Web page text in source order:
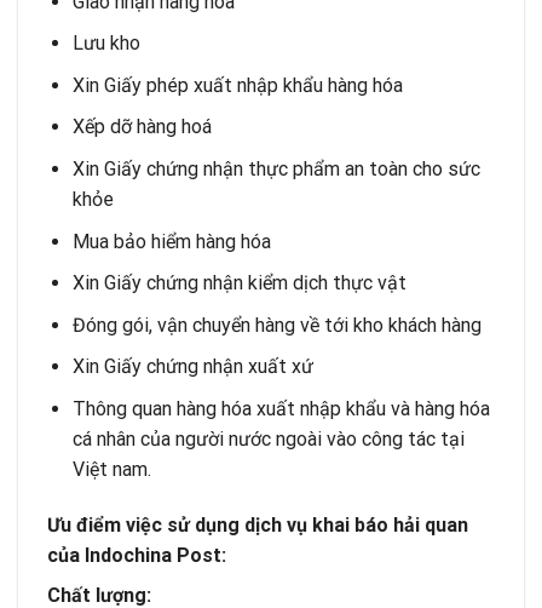
Lưu kho
Xin Giấy phép xuất nhập khẩu hàng hóa
Xếp dỡ hàng hoá
Xin Giấy chứng nhận thực phẩm an toàn cho sức
khỏe
Mua bảo hiểm hàng hóa
Xin Giấy chứng nhận kiểm dịch thực vật
Đóng gói, vận chuyển hàng về tới kho khách hàng
Xin Giấy chứng nhận xuất xứ
Thông quan hàng hóa xuất nhập khẩuvà hàng hóa
cá nhân của người nước ngoài vào công tác tại
Việt nam.
Ưu điểm việc sử dụng dịch vụ khai báo hải quan
của Indochina Post:
Chất lượng: